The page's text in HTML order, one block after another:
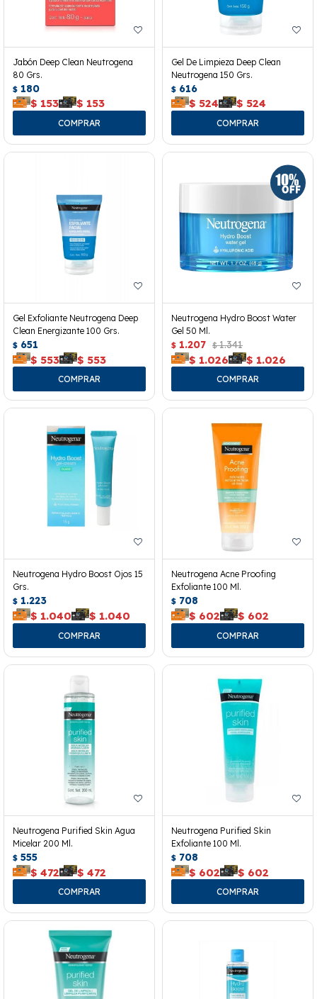
Jabón Deep Clean Neutrogena
80 Grs.
$ 180
$ 153 $ 153
Gel De Limpieza Deep Clean
Neutrogena 150 Grs.
$ 616
$ 524 $ 524
Gel Exfoliante Neutrogena Deep
Clean Energizante 100 Grs.
$ 651
$ 553 $ 553
Neutrogena Hydro Boost Water
Gel 50 Ml.
$ 1.207 $ 1.341
$ 1.026 $ 1.026
Neutrogena Hydro Boost Ojos 15
Grs.
$ 1.223
$ 1.040 $ 1.040
Neutrogena Acne Proofing
Exfoliante 100 Ml.
$ 708
$ 602 $ 602
Neutrogena Purified Skin Agua
Micelar 200 Ml.
$ 555
$ 472 $ 472
Neutrogena Purified Skin
Exfoliante 100 Ml.
$ 708
$ 602 $ 602